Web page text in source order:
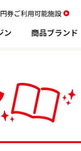
券ご利用可能施設
ン 商品ブランド